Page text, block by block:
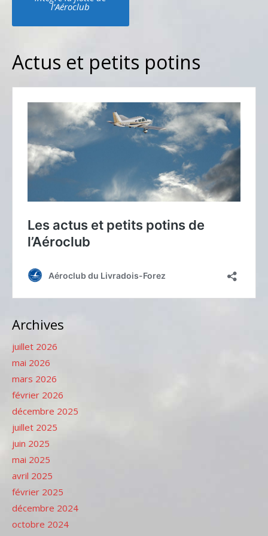
navigation
l’Aéroclub
Actus et petits potins
Archives
juillet 2026
mai 2026
mars 2026
février 2026
décembre 2025
juillet 2025
juin 2025
mai 2025
avril 2025
février 2025
décembre 2024
octobre 2024